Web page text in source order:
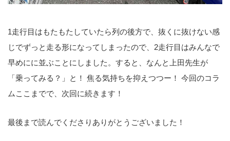
1走行目はもたもたしていたら列の後方で、抜くに抜けない感
じでずっと走る形になってしまったので、2走行目はみんなで
早めにに並ぶことにしました。すると、なんと上田先生が
「乗ってみる？」と！ 焦る気持ちを抑えつつー！ 今回のコラ
ムここまでで、次回に続きます！
最後まで読んでくださりありがとうございました！